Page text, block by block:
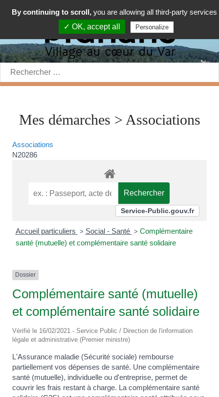
Rechercher:
Mes démarches > Associations
Associations
N20286
Service-Public.gouv.fr
Accueil particuliers > Social - Santé > Complémentaire
santé (mutuelle) et complémentaire santé solidaire
Dossier
Complémentaire santé (mutuelle)
et complémentaire santé solidaire
Vérifié le 16/02/2021 - Service Public / Direction de l'information
légale et administrative (Premier ministre)
L'Assurance maladie (Sécurité sociale) rembourse
partiellement vos dépenses de santé. Une complémentaire
santé (mutuelle), individuelle ou d'entreprise, permet de
couvrir les frais restant à charge. La complémentaire santé
By continuing to scroll, you are allowing all third-party services
✓ OK, accept all
Personalize